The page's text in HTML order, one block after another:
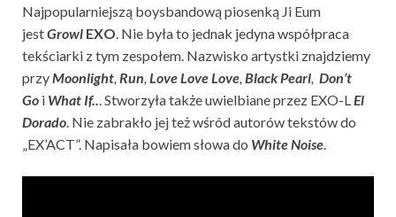
Najpopularniejszą boysbandową piosenką Ji Eum
jestGrowl EXO. Nie była to jednak jedyna współpraca
tekściarki z tym zespołem. Nazwisko artystki znajdziemy
przyMoonlight, Run, Love Love Love, Black Pearl, Don’t
Go i What If... Stworzyła także uwielbiane przez EXO-LEl
Dorado. Nie zabrakło jej też wśród autorów tekstów do
„EX’ACT”. Napisała bowiem słowa do White Noise.